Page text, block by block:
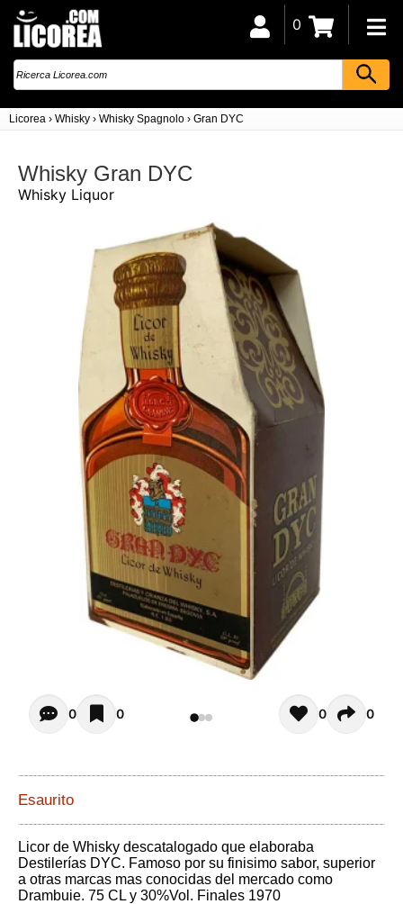
Licorea › Whisky › Whisky Spagnolo › Gran DYC
0
Whisky Gran DYC
Whisky Liquor
Opiniones - In questo momento non ci sono commenti.
0 0 0 0
Esaurito
Licor de Whisky descatalogado que elaboraba
Destilerías DYC. Famoso por su finisimo sabor, superior
a otras marcas mas conocidas del mercado como
Drambuie. 75 CL y 30%Vol. Finales 1970